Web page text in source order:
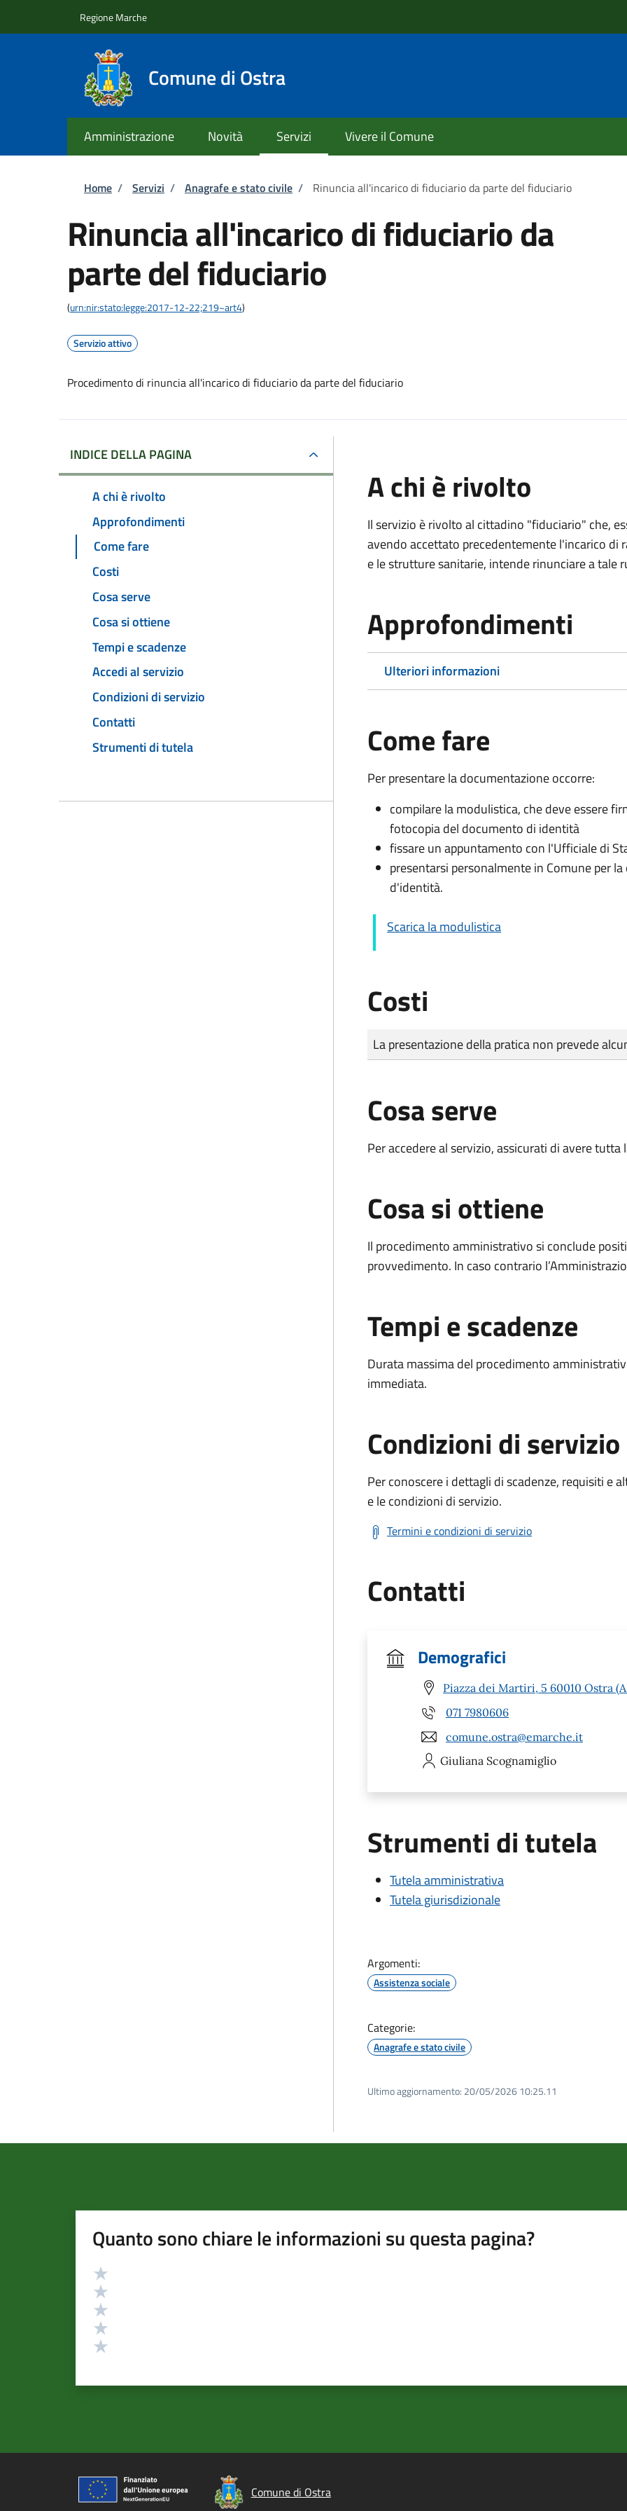
Regione Marche
Comune di Ostra
Amministrazione Novità Servizi Vivere il Comune
Briciole di pane
Home / Servizi / Anagrafe e stato civile / Rinuncia all'incarico di fiduciario da parte del fiduciario
Rinuncia all'incarico di fiduciario da
parte del fiduciario
(urn:nir:stato:legge:2017-12-22;219~art4)
Servizio attivo
Procedimento di rinuncia all'incarico di fiduciario da parte del fiduciario
INDICE DELLA PAGINA
A chi è rivolto
Approfondimenti
Come fare
Costi
Cosa serve
Cosa si ottiene
Tempi e scadenze
Accedi al servizio
Condizioni di servizio
Contatti
Strumenti di tutela
A chi è rivolto
Il servizio è rivolto al cittadino "fiduciario" che,
avendo accettato precedentemente l'incarico di
e le strutture sanitarie, intende rinunciare a tale
Approfondimenti
Ulteriori informazioni
Come fare
Per presentare la documentazione occorre:
compilare la modulistica, che deve essere
fotocopia del documento di identità
fissare un appuntamento con l'Ufficiale di
presentarsi personalmente in Comune per
d'identità.
Scarica la modulistica
Costi
Tipo di pagamento
Importo
La presentazione della pratica non prevede
Cosa serve
Per accedere al servizio, assicurati di avere
Cosa si ottiene
Il procedimento amministrativo si conclude
provvedimento. In caso contrario
Tempi e scadenze
Durata massima del procedimento
immediata.
Condizioni di servizio
Per conoscere i dettagli di scadenze, requisiti e
e le condizioni di servizio.
Termini e condizioni di servizio
Contatti
Demografici
Piazza dei Martiri, 5 60010 Ostra
071 7980606
comune.ostra@emarche.it
Giuliana Scognamiglio
Strumenti di tutela
Tutela amministrativa
Tutela giurisdizionale
Argomenti:
Assistenza sociale
Categorie:
Anagrafe e stato civile
Ultimo aggiornamento: 20/05/2026 10:25.11
Quanto sono chiare le informazioni su questa pagina?
Valutazione
Comune di Ostra